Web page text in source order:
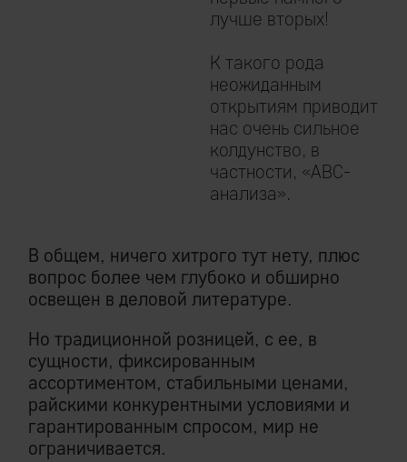
лучше вторых!
К такого рода
неожиданным
открытиям приводит
нас очень сильное
колдунство, в
частности, «ABC-
анализа».
В общем, ничего хитрого тут нету, плюс
вопрос более чем глубоко и обширно
освещен в деловой литературе.
Но традиционной розницей, с ее, в
сущности, фиксированным
ассортиментом, стабильными ценами,
райскими конкурентными условиями и
гарантированным спросом, мир не
ограничивается.